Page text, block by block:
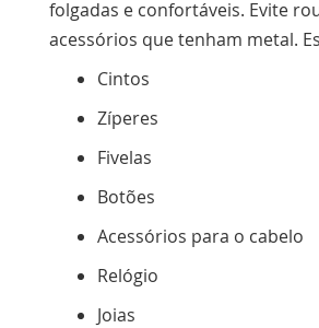
folgadas e confortáveis. Evite
acessórios que tenham metal.
Cintos
Zíperes
Fivelas
Botões
Acessórios para o cabelo
Relógio
Joias